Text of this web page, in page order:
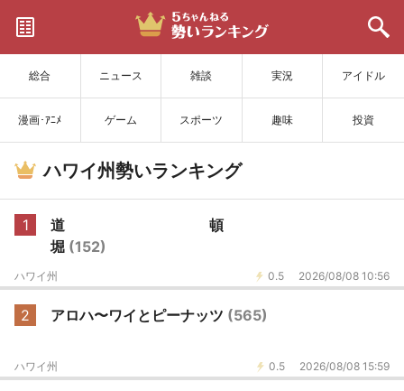
総合 ニュース 雑談 実況 アイドル
漫画･ｱﾆﾒ ゲーム スポーツ 趣味 投資
サイトを更新
ハワイ州勢いランキング
1
道 頓
堀 (152)
0.5 2026/08/08 10:56
ハワイ州
2 アロハ〜ワイとピーナッツ (565)
0.5 2026/08/08 15:59
ハワイ州